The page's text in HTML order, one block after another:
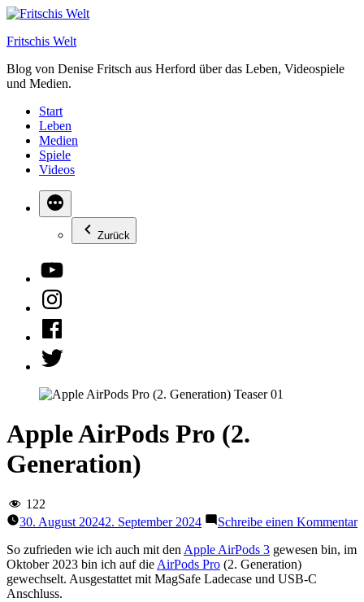
Zum
springen
Fritschis Welt
Blog von Denise Fritsch aus Herford über das Leben, Videospiele
und Medien.
Start
Leben
Medien
Spiele
Videos
Zurück
YouTube
Instagram
Facebook
Twitter
Apple AirPods Pro (2.
Generation)
122
30. August 20242. September 2024 Schreibe einen Kommentar
So zufrieden wie ich auch mit den Apple AirPods 3 gewesen bin, im
Oktober 2023 bin ich auf die AirPods Pro (2. Generation)
gewechselt. Ausgestattet mit MagSafe Ladecase und USB‑C
Anschluss.